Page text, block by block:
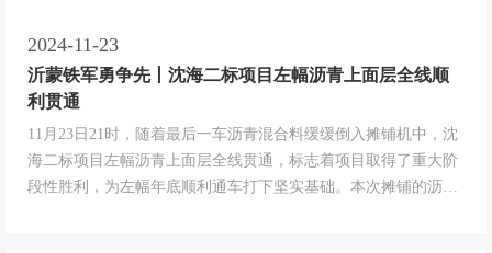
周新波，交建集团党委...
2024-11-23
沂蒙铁军勇争先丨沈海二标项目左幅沥青上面层全线顺
利贯通
11月23日21时，随着最后一车沥青混合料缓缓倒入摊铺机中，沈
海二标项目左幅沥青上面层全线贯通，标志着项目取得了重大阶
段性胜利，为左幅年底顺利通车打下坚实基础。本次摊铺的沥青